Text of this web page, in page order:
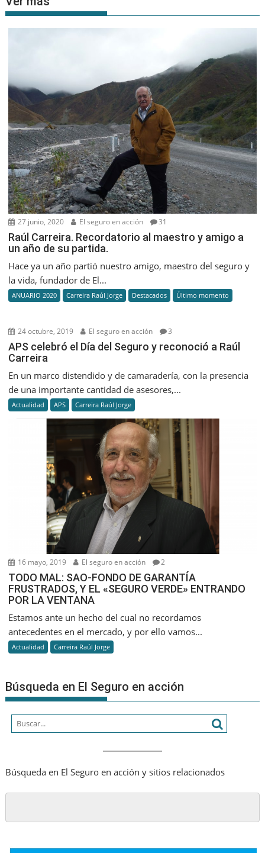
27 junio, 2020 El seguro en acción 31
Raúl Carreira. Recordatorio al maestro y amigo a
un año de su partida.
Hace ya un año partió nuestro amigo, maestro del seguro y
la vida, fundador de El...
ANUARIO 2020 Carreira Raúl Jorge Destacados Último momento
24 octubre, 2019 El seguro en acción 3
APS celebró el Día del Seguro y reconoció a Raúl
Carreira
En un marco distendido y de camaradería, con la presencia
de una importante cantidad de asesores,...
Actualidad APS Carreira Raúl Jorge
16 mayo, 2019 El seguro en acción 2
TODO MAL: SAO-FONDO DE GARANTÍA
FRUSTRADOS, Y EL «SEGURO VERDE» ENTRANDO
POR LA VENTANA
Estamos ante un hecho del cual no recordamos
antecedentes en el mercado, y por ello vamos...
Actualidad Carreira Raúl Jorge
Búsqueda en El Seguro en acción
Búsqueda en El Seguro en acción y sitios relacionados